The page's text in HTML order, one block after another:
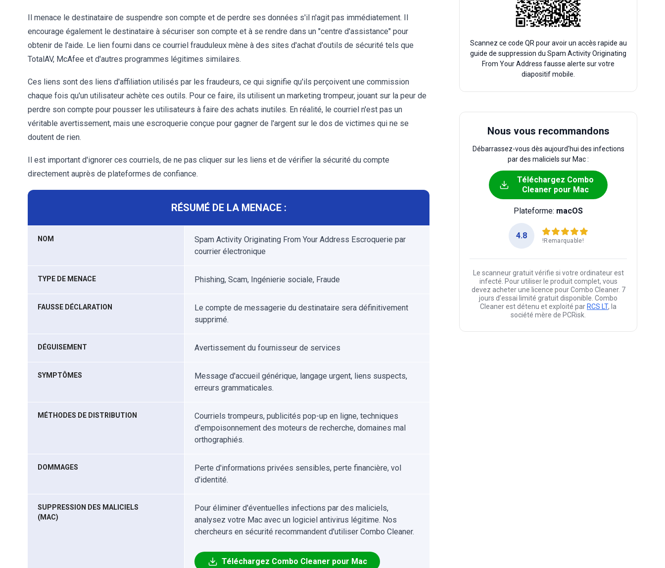
Il menace le destinataire de suspendre son compte et de perdre ses données s'il n'agit pas immédiatement. Il
encourage également le destinataire à sécuriser son compte et à se rendre dans un "centre d'assistance" pour
obtenir de l'aide. Le lien fourni dans ce courriel frauduleux mène à des sites d'achat d'outils de sécurité tels que
TotalAV, McAfee et d'autres programmes légitimes similaires.
Ces liens sont des liens d'affiliation utilisés par les fraudeurs, ce qui signifie qu'ils perçoivent une commission
chaque fois qu'un utilisateur achète ces outils. Pour ce faire, ils utilisent un marketing trompeur, jouant sur la peur de
perdre son compte pour pousser les utilisateurs à faire des achats inutiles. En réalité, le courriel n'est pas un
véritable avertissement, mais une escroquerie conçue pour gagner de l'argent sur le dos de victimes qui ne se
doutent de rien.
Il est important d'ignorer ces courriels, de ne pas cliquer sur les liens et de vérifier la sécurité du compte
directement auprès de plateformes de confiance.
RÉSUMÉ DE LA MENACE :
NOM
Spam Activity Originating From Your Address Escroquerie par
courrier électronique
TYPE DE MENACE Phishing, Scam, Ingénierie sociale, Fraude
FAUSSE DÉCLARATION
Le compte de messagerie du destinataire sera définitivement
supprimé.
DÉGUISEMENT Avertissement du fournisseur de services
SYMPTÔMES
Message d'accueil générique, langage urgent, liens suspects,
erreurs grammaticales.
MÉTHODES DE DISTRIBUTION
Courriels trompeurs, publicités pop-up en ligne, techniques
d'empoisonnement des moteurs de recherche, domaines mal
orthographiés.
DOMMAGES
Perte d'informations privées sensibles, perte financière, vol
d'identité.
SUPPRESSION DES MALICIELS
(MAC)
Pour éliminer d'éventuelles infections par des maliciels,
analysez votre Mac avec un logiciel antivirus légitime. Nos
chercheurs en sécurité recommandent d'utiliser Combo Cleaner.
Téléchargez Combo Cleaner pour Mac
Scannez ce code QR pour avoir un accès rapide au
guide de suppression du Spam Activity Originating
From Your Address fausse alerte sur votre
diapositif mobile.
Nous vous recommandons
Débarrassez-vous dès aujourd'hui des infections
par des maliciels sur Mac :
Téléchargez Combo
Cleaner pour Mac
Plateforme: macOS
4.8
!Remarquable!
Le scanneur gratuit vérifie si votre ordinateur est
infecté. Pour utiliser le produit complet, vous
devez acheter une licence pour Combo Cleaner. 7
jours d’essai limité gratuit disponible. Combo
Cleaner est détenu et exploité par RCS LT, la
société mère de PCRisk.